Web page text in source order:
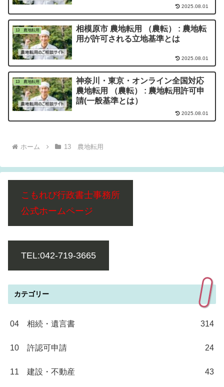
2025.08.01
13 農地転用
相模原市 農地転用 （農転） : 農地転
用が許可される立地基準とは
2025.08.01
13 農地転用
神奈川・東京・オンライン全国対応
農地転用 （農転） : 農地転用許可申
請(一般基準とは）
2025.08.01
ホーム 13 農地転用
こもれび行政書士事務所
公式ホームページ
TEL:042-719-3665
カテゴリー
04 相続・遺言書 314
10 許認可申請 24
11 建設・不動産 43